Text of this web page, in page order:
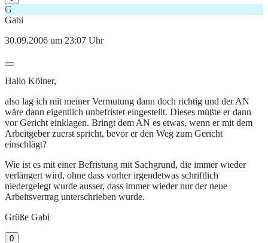
G
Gabi
30.09.2006 um 23:07 Uhr
Hallo Kölner,
also lag ich mit meiner Vermutung dann doch richtig und der AN
wäre dann eigentlich unbefristet eingestellt. Dieses müßte er dann
vor Gericht einklagen. Bringt dem AN es etwas, wenn er mit dem
Arbeitgeber zuerst spricht, bevor er den Weg zum Gericht
einschlägt?
Wie ist es mit einer Befristung mit Sachgrund, die immer wieder
verlängert wird, ohne dass vorher irgendetwas schriftlich
niedergelegt wurde ausser, dass immer wieder nur der neue
Arbeitsvertrag unterschrieben wurde.
Grüße Gabi
0